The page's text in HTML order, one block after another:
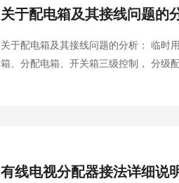
关于配电箱及其接线问题的
关于配电箱及其接线问题的分析： 临时用电系统应采取“ 三级控制， 两极保护” 系统， 即采用总配电
箱、分配电箱、开关箱三级控制， 分级
有线电视分配器接法详细说